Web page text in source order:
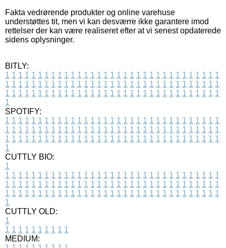
Fakta vedrørende produkter og online varehuse
understøttes tit, men vi kan desværre ikke garantere imod
rettelser der kan være realiseret efter at vi senest opdaterede
sidens oplysninger.
BITLY:
1 1 1 1 1 1 1 1 1 1 1 1 1 1 1 1 1 1 1 1 1 1 1 1 1 1 1 1 1 1 1 1 1
1 1 1 1 1 1 1 1 1 1 1 1 1 1 1 1 1 1 1 1 1 1 1 1 1 1 1 1 1 1 1 1 1
1 1 1 1 1 1 1 1 1 1 1 1 1 1 1 1 1 1 1 1 1 1 1 1 1 1 1 1 1 1 1 1 1
1
SPOTIFY:
1 1 1 1 1 1 1 1 1 1 1 1 1 1 1 1 1 1 1 1 1 1 1 1 1 1 1 1 1 1 1 1 1
1 1 1 1 1 1 1 1 1 1 1 1 1 1 1 1 1 1 1 1 1 1 1 1 1 1 1 1 1 1 1 1 1
1 1 1 1 1 1 1 1 1 1 1 1 1 1 1 1 1 1 1 1 1 1 1 1 1 1 1 1 1 1 1 1 1
1
CUTTLY BIO:
1
1 1 1 1 1 1 1 1 1 1 1 1 1 1 1 1 1 1 1 1 1 1 1 1 1 1 1 1 1 1 1 1 1
1 1 1 1 1 1 1 1 1 1 1 1 1 1 1 1 1 1 1 1 1 1 1 1 1 1 1 1 1 1 1 1 1
1 1 1 1 1 1 1 1 1 1 1 1 1 1 1 1 1 1 1 1 1 1 1 1 1 1 1 1 1 1 1 1 1
1
CUTTLY OLD:
1
1 1 1 1 1 1 1 1 1 1
MEDIUM: